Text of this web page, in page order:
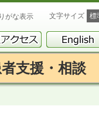
がな表示 文字サイズ 標
支援・相談